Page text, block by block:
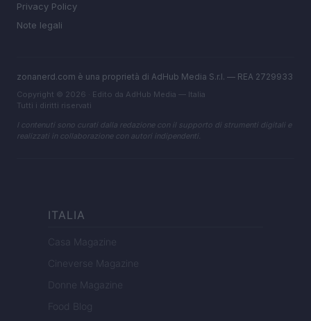
Privacy Policy
Note legali
zonanerd.com è una proprietà di AdHub Media S.r.l. — REA 2729933
Copyright © 2026 · Edito da AdHub Media — Italia
Tutti i diritti riservati
I contenuti sono curati dalla redazione con il supporto di strumenti digitali e
realizzati in collaborazione con autori indipendenti.
ITALIA
Casa Magazine
Cineverse Magazine
Donne Magazine
Food Blog